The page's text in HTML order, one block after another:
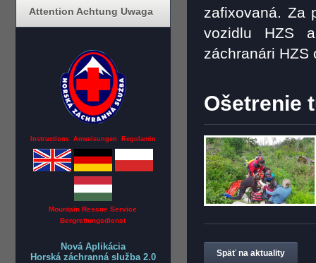
Attention Achtung Uwaga
Instructions Anweisungen Regulamin
Mountain Rescue Service
Bergrettungsdienst
Nová Aplikácia
Horská záchranná služba 2.0
zafixovaná. Za
vozidlu HZS
záchranári HZS
Ošetrenie
Späť na aktuality